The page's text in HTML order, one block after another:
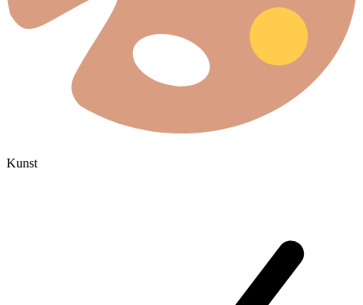
Kunst